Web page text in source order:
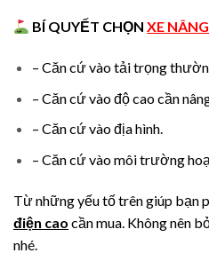
BÍ QUYẾT CHỌNXE
– Căn cứ vào tải trọng
– Căn cứ vào độ cao cần
– Căn cứ vào địa hình.
– Căn cứ vào môi trường
Từ những yếu tố trên giúp bạn
điện cao cần mua. Không nên
nhé.